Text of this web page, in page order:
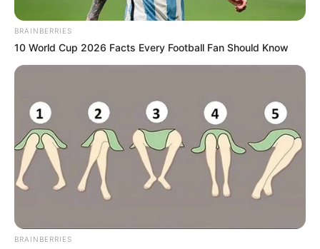
BRAINBERRIES
10 World Cup 2026 Facts Every Football Fan Should Know
BRAINBERRIES